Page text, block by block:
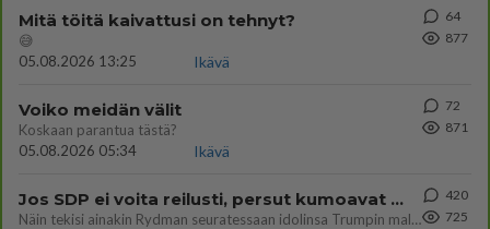
Mitä töitä kaivattusi on tehnyt?
😅
05.08.2026 13:25
Ikävä
64
877
Voiko meidän välit
Koskaan parantua tästä?
05.08.2026 05:34
Ikävä
72
871
Jos SDP ei voita reilusti, persut kumoavat demokratian Suomesta
Näin tekisi ainakin Rydman seuratessaan idolinsa Trumpin mallia https://www.is.fi/politiikka/art-2000012187244.html
420
725